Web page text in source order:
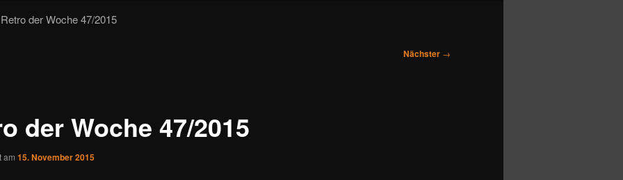
der Woche 47/2015
Nächster →
der Woche 47/2015
am 15. November 2015